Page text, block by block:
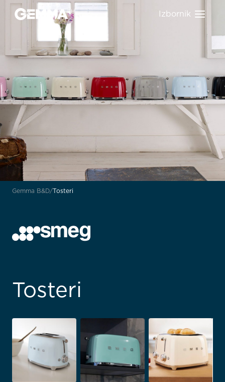
Izbornik
Gemma B&D Tosteri
Tosteri